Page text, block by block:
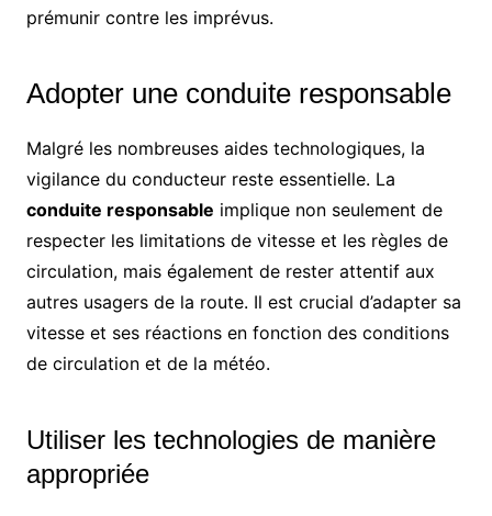
prémunir contre les imprévus.
Adopter une conduite responsable
Malgré les nombreuses aides technologiques, la
vigilance du conducteur reste essentielle. La
conduite responsable implique non seulement de
respecter les limitations de vitesse et les règles de
circulation, mais également de rester attentif aux
autres usagers de la route. Il est crucial d’adapter sa
vitesse et ses réactions en fonction des conditions
de circulation et de la météo.
Utiliser les technologies de manière
appropriée